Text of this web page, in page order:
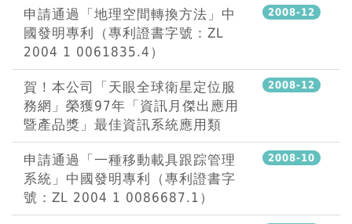
2008-12
申請通過「地理空間轉換方法」中
國發明專利（專利證書字號：ZL
2004 1 0061835.4）
2008-12
賀！本公司「天眼全球衛星定位服
務網」榮獲97年「資訊月傑出應用
暨產品獎」最佳資訊系統應用類
2008-10
申請通過「一種移動載具跟踪管理
系統」中國發明專利（專利證書字
號：ZL 2004 1 0086687.1）